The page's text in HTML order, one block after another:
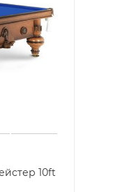
10ft